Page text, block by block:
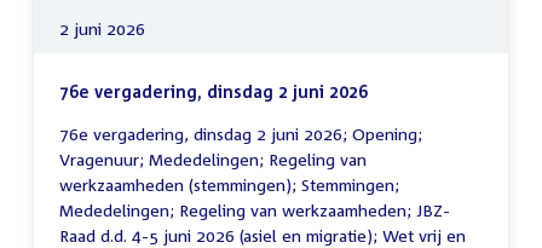
2 juni 2026
76e vergadering, dinsdag 2 juni 2026
76e vergadering, dinsdag 2 juni 2026; Opening;
Vragenuur; Mededelingen; Regeling van
werkzaamheden (stemmingen); Stemmingen;
Mededelingen; Regeling van werkzaamheden; JBZ-
Raad d.d. 4-5 juni 2026 (asiel en migratie); Wet vrij en